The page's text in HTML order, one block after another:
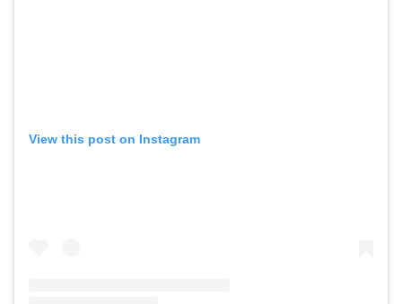
View this post on Instagram